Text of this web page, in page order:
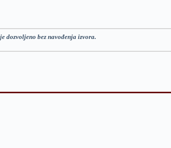
dozvoljeno bez navođenja izvora.